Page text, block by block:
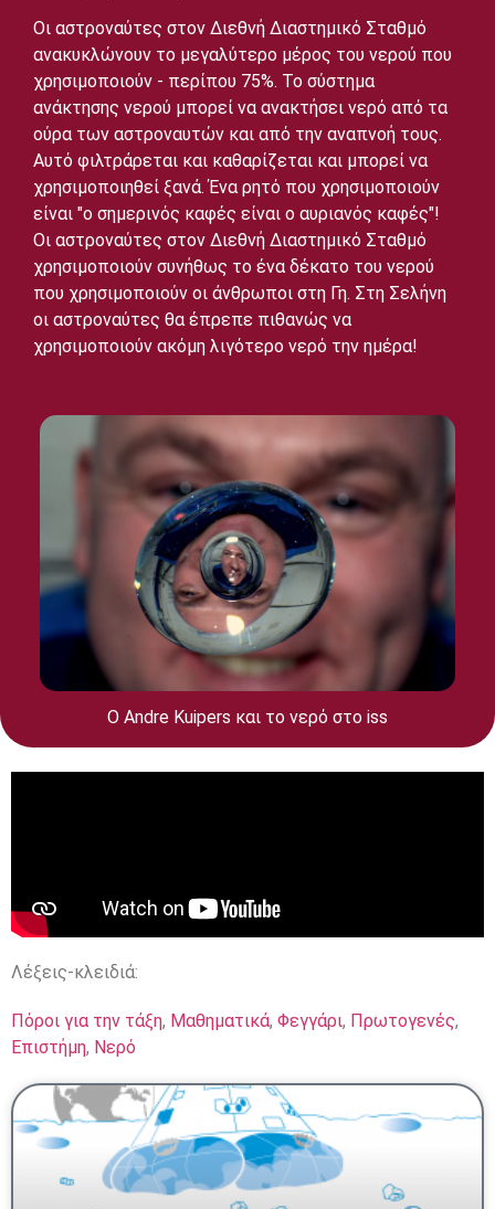
Οι αστροναύτες στον Διεθνή Διαστημικό Σταθμό
ανακυκλώνουν το μεγαλύτερο μέρος του νερού που
χρησιμοποιούν - περίπου 75%. Το σύστημα
ανάκτησης νερού μπορεί να ανακτήσει νερό από τα
ούρα των αστροναυτών και από την αναπνοή τους.
Αυτό φιλτράρεται και καθαρίζεται και μπορεί να
χρησιμοποιηθεί ξανά. Ένα ρητό που χρησιμοποιούν
είναι "ο σημερινός καφές είναι ο αυριανός καφές"!
Οι αστροναύτες στον Διεθνή Διαστημικό Σταθμό
χρησιμοποιούν συνήθως το ένα δέκατο του νερού
που χρησιμοποιούν οι άνθρωποι στη Γη. Στη Σελήνη
οι αστροναύτες θα έπρεπε πιθανώς να
χρησιμοποιούν ακόμη λιγότερο νερό την ημέρα!
Ο Andre Kuipers και το νερό στο iss
Λέξεις-κλειδιά:
Πόροι για την τάξη, Μαθηματικά, Φεγγάρι, Πρωτογενές,
Επιστήμη, Νερό